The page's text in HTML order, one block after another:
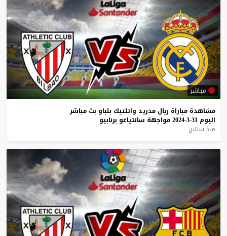
مباشر
مشاهدة مباراة ريال مدريد واتلتيك بلباو بث مباشر
اليوم 31-3-2024 مواجهة سانتياغو برنابيو
منذ سنتين